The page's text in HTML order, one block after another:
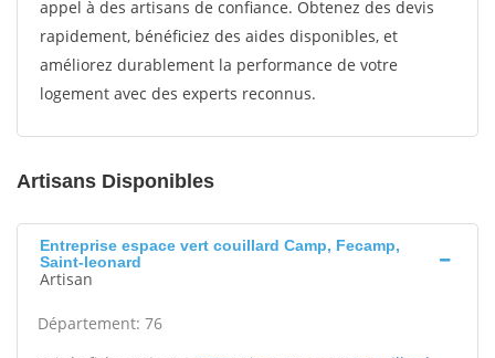
appel à des artisans de confiance. Obtenez des devis
rapidement, bénéficiez des aides disponibles, et
améliorez durablement la performance de votre
logement avec des experts reconnus.
Artisans Disponibles
Entreprise espace vert couillard Camp, Fecamp,
Saint-leonard
Artisan
Département: 76